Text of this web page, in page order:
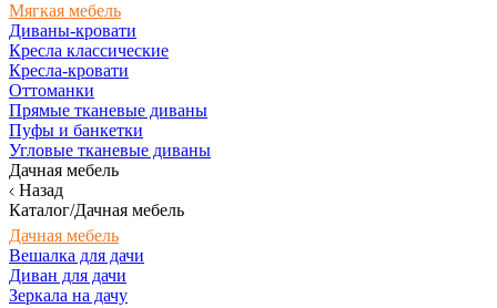
Мягкая мебель
Диваны-кровати
Кресла классические
Кресла-кровати
Оттоманки
Прямые тканевые диваны
Пуфы и банкетки
Угловые тканевые диваны
Дачная мебель
Назад
Каталог/Дачная мебель
Дачная мебель
Вешалка для дачи
Диван для дачи
Зеркала на дачу